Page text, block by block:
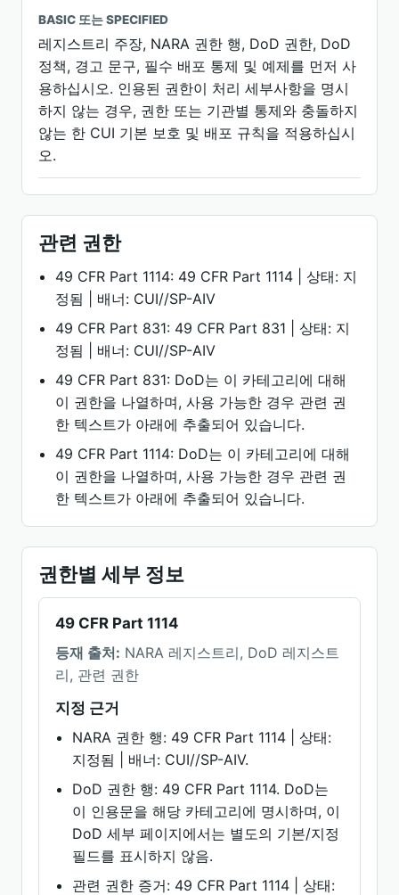
BASIC 또는 SPECIFIED
레지스트리 주장, NARA 권한 행, DoD 권한, DoD
정책, 경고 문구, 필수 배포 통제 및 예제를 먼저 사
용하십시오. 인용된 권한이 처리 세부사항을 명시
하지 않는 경우, 권한 또는 기관별 통제와 충돌하지
않는 한 CUI 기본 보호 및 배포 규칙을 적용하십시
오.
관련 권한
49 CFR Part 1114: 49 CFR Part 1114 | 상태: 지
정됨 | 배너: CUI//SP-AIV
49 CFR Part 831: 49 CFR Part 831 | 상태: 지
정됨 | 배너: CUI//SP-AIV
49 CFR Part 831: DoD는 이 카테고리에 대해
이 권한을 나열하며, 사용 가능한 경우 관련 권
한 텍스트가 아래에 추출되어 있습니다.
49 CFR Part 1114: DoD는 이 카테고리에 대해
이 권한을 나열하며, 사용 가능한 경우 관련 권
한 텍스트가 아래에 추출되어 있습니다.
권한별 세부 정보
49 CFR Part 1114
등재 출처: NARA 레지스트리, DoD 레지스트
리, 관련 권한
지정 근거
NARA 권한 행: 49 CFR Part 1114 | 상태:
지정됨 | 배너: CUI//SP-AIV.
DoD 권한 행: 49 CFR Part 1114. DoD는
이 인용문을 해당 카테고리에 명시하며, 이
DoD 세부 페이지에서는 별도의 기본/지정
필드를 표시하지 않음.
관련 권한 증거: 49 CFR Part 1114 | 상태: